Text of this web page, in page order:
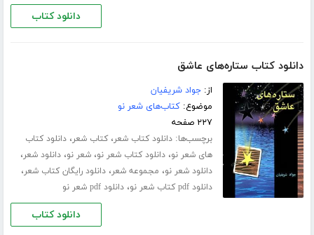
دانلود کتاب
دانلود کتاب ستاره‌های عاشق
از:جواد شریفیان
موضوع:کتاب‌های شعر نو
۲۲۷ صفحه
برچسب‌ها:دانلود کتاب شعر،کتاب شعر،دانلود کتاب
های شعر نو،دانلود کتاب شعر نو،شعر نو،دانلود شعر،
دانلود شعر نو، مجموعه شعر،دانلود رایگان کتاب شعر،
دانلود pdf کتاب شعر نو ،دانلود pdf شعر نو
دانلود کتاب